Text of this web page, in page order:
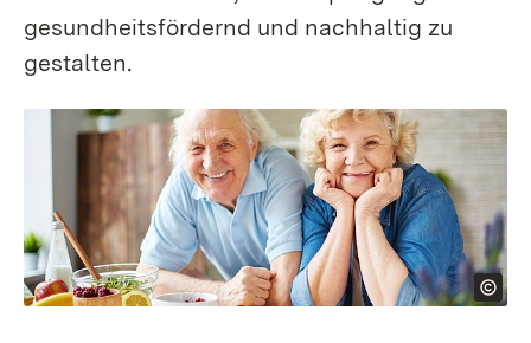
gesundheitsfördernd und nachhaltig zu
gestalten.